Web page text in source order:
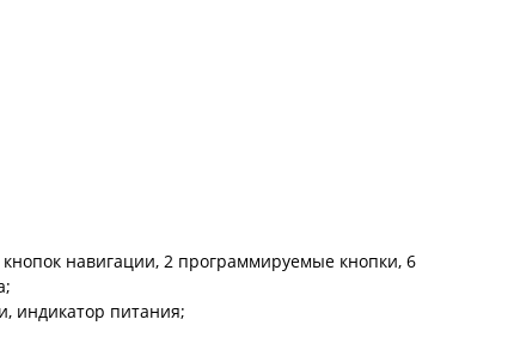
навигации, 2 программируемые кнопки, 6
индикатор питания;